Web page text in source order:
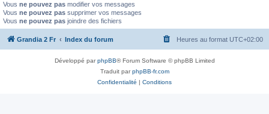
Vous ne pouvez pas modifier vos messages
Vous ne pouvez pas supprimer vos messages
Vous ne pouvez pas joindre des fichiers
Grandia 2 Fr Index du forum Heures au format UTC+02:00
Développé parphpBB® Forum Software © phpBB Limited
Traduit parphpBB-fr.com
Confidentialité | Conditions